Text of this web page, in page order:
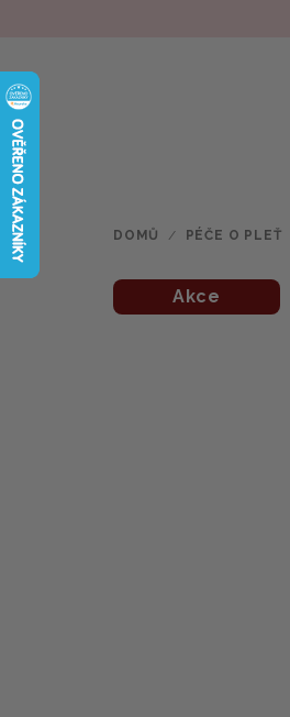
DOMŮ / PÉČE O PLEŤ
Akce